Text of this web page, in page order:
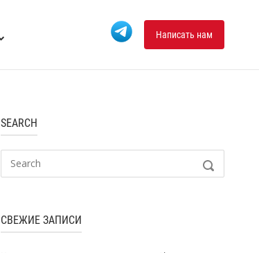
Написать нам
SEARCH
SEARCH
СВЕЖИЕ ЗАПИСИ